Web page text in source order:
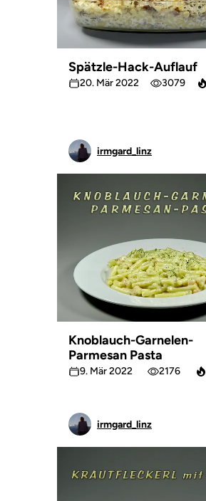
Spätzle-Hack-Auflauf
20. Mär 2022 3079
irmgard_linz
Knoblauch-Garnelen-
Parmesan Pasta
9. Mär 2022 2176
irmgard_linz